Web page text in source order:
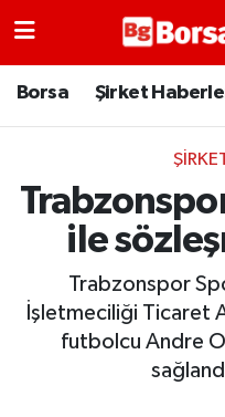
Borsa Şirket
ile
Trabzonspor
İşletmeciliği Ticaret
futbolcu Andre
Borsa
Emtia
Galeri
Gündem